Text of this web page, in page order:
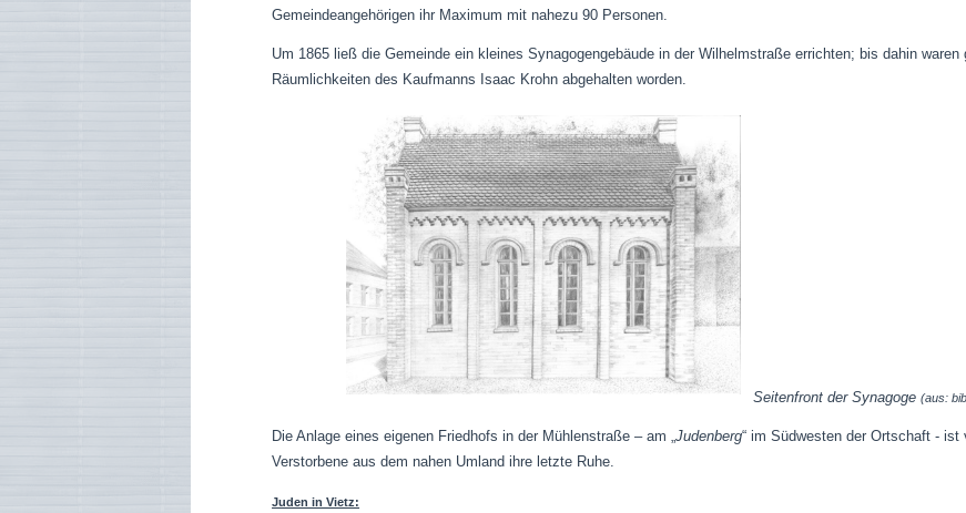
Gemeindeangehörigen ihr Maximum mit nahezu 90 Personen.
Um 1865 ließ die Gemeinde ein kleines Synagogengebäude in der Wilhelmstraße errichten; bis dahin
Räumlichkeiten des Kaufmanns Isaac Krohn abgehalten worden.
Seitenfront der Synagoge(aus:
Die Anlage eines eigenen Friedhofs in der Mühlenstraße – am „Judenberg“ im Südwesten der Ortschaft -
Verstorbene aus dem nahen Umland ihre letzte Ruhe.
Juden in Vietz: